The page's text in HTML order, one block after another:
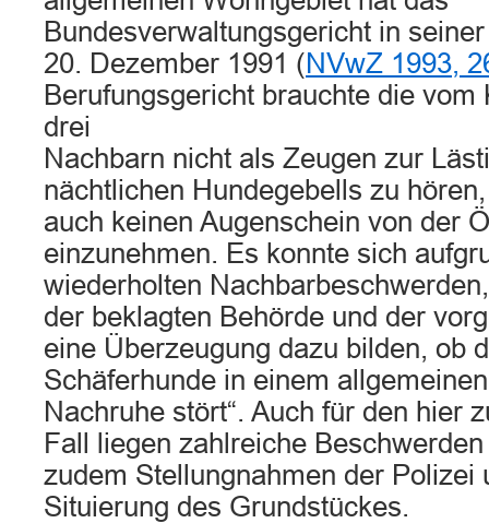
Bundesverwaltungsgericht in
20. Dezember 1991 (NVwZ 1993,
Berufungsgericht brauchte die vom
drei
Nachbarn nicht als Zeugen zur
nächtlichen Hundegebells zu
auch keinen Augenschein von der
einzunehmen. Es konnte sich
wiederholten
der beklagten Behörde und der
eine Überzeugung dazu bilden, ob
Schäferhunde in einem
Nachruhe stört“. Auch für den hier
Fall liegen zahlreiche
zudem Stellungnahmen der Polizei
Situierung des Grundstückes.